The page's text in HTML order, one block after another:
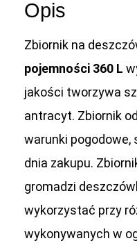
Opis
Zbiornik na
pojemności 360 L
jakości tworzywa
antracyt. Zbiornik
warunki pogodowe,
dnia zakupu.
gromadzi
wykorzystać przy
wykonywanych w